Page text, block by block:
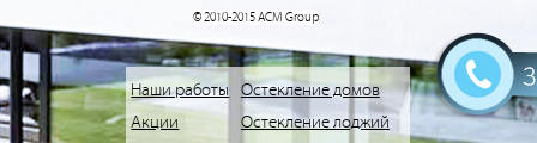
© 2010-2015 АСМ Group
Наши работы
Акции
Остекление домов
Остекление лоджий